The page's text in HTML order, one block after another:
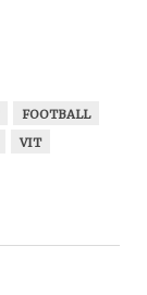
FOOTBALL
VIT